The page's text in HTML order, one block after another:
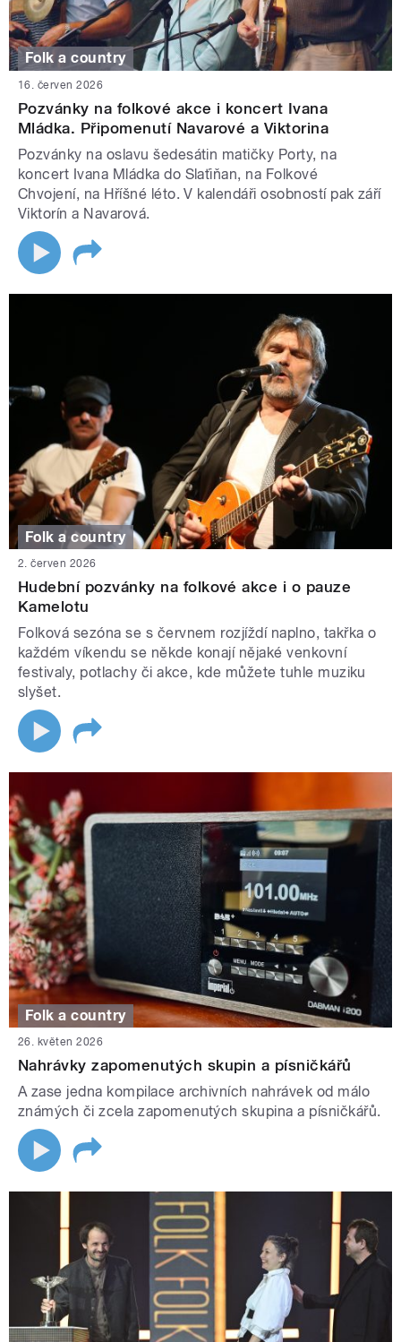
Folk a country
16. červen 2026
Pozvánky na folkové akce i koncert Ivana
Mládka. Připomenutí Navarové a Viktorina
Pozvánky na oslavu šedesátin matičky Porty, na
koncert Ivana Mládka do Slaťiňan, na Folkové
Chvojení, na Hříšné léto. V kalendáři osobností pak září
Viktorín a Navarová.
Folk a country
2. červen 2026
Hudební pozvánky na folkové akce i o pauze
Kamelotu
Folková sezóna se s červnem rozjíždí naplno, takřka o
každém víkendu se někde konají nějaké venkovní
festivaly, potlachy či akce, kde můžete tuhle muziku
slyšet.
Folk a country
26. květen 2026
Nahrávky zapomenutých skupin a písničkářů
A zase jedna kompilace archivních nahrávek od málo
známých či zcela zapomenutých skupina a písničkářů.